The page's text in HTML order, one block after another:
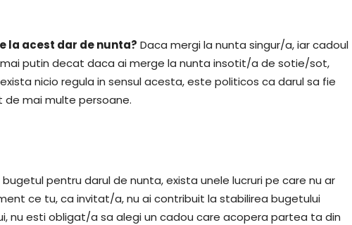
la acest dar de nunta? Daca mergi la nunta singur/a, iar cadoul
putin decat daca ai merge la nunta insotit/a de sotie/sot,
nicio regula in sensul acesta, este politicos ca darul sa fie
mai multe persoane.
pentru darul de nunta, exista unele lucruri pe care nu ar
ce tu, ca invitat/a, nu ai contribuit la stabilirea bugetului
nu esti obligat/a sa alegi un cadou care acopera partea ta din